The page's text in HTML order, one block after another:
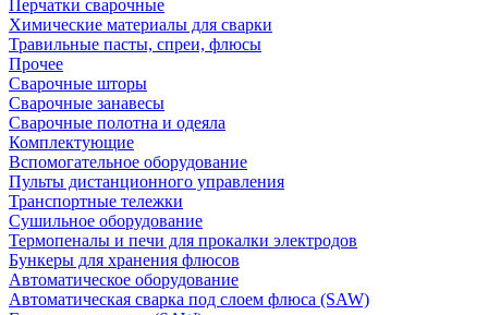
Перчатки сварочные
Химические материалы для сварки
Травильные пасты, спреи, флюсы
Прочее
Сварочные шторы
Сварочные занавесы
Сварочные полотна и одеяла
Комплектующие
Вспомогательное оборудование
Пульты дистанционного управления
Транспортные тележки
Сушильное оборудование
Термопеналы и печи для прокалки электродов
Бункеры для хранения флюсов
Автоматическое оборудование
Автоматическая сварка под слоем флюса (SAW)